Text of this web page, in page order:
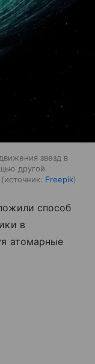
звезд в
другой
источник: Freepik
способ
в
атомарные